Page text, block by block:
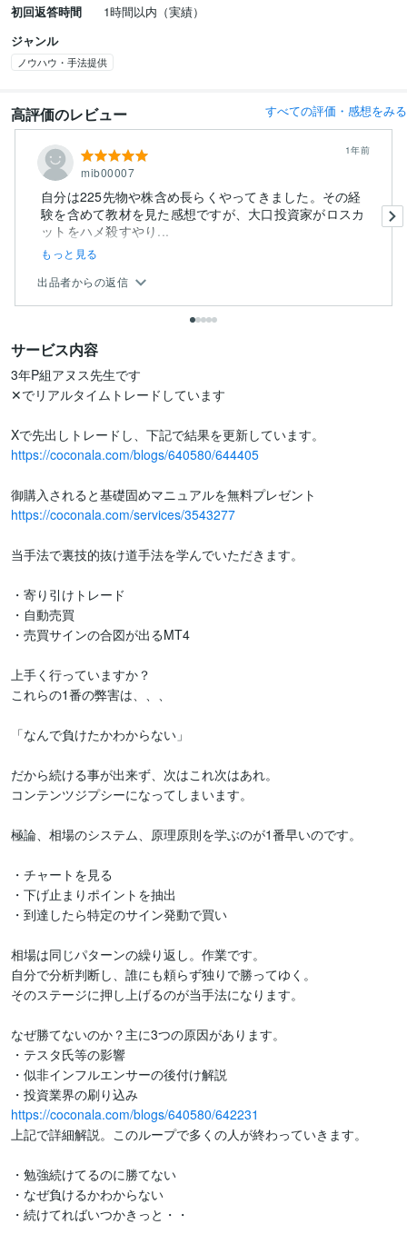
初回返答時間
1時間以内（実績）
ジャンル
ノウハウ・手法提供
高評価のレビュー すべての評価・感想をみる
mib00007
1年前
自分は225先物や株含め長らくやってきました。その経
験を含めて教材を見た感想ですが、大口投資家がロスカ
ットをハメ殺すやり...
もっと見る
出品者からの返信
サービス内容
3年P組アヌス先生です
✕でリアルタイムトレードしています
https://coconala.com/blogs/640580/644405
https://coconala.com/services/3543277
当手法で裏技的抜け道手法を学んでいただきます。
・寄り引けトレード
・自動売買
・売買サインの合図が出るMT4
上手く行っていますか？
これらの1番の弊害は、、、
「なんで負けたかわからない」
だから続ける事が出来ず、次はこれ次はあれ。
コンテンツジプシーになってしまいます。
極論、相場のシステム、原理原則を学ぶのが1番早いのです。
・チャートを見る
・下げ止まりポイントを抽出
・到達したら特定のサイン発動で買い
相場は同じパターンの繰り返し。作業です。
自分で分析判断し、誰にも頼らず独りで勝ってゆく。
そのステージに押し上げるのが当手法になります。
なぜ勝てないのか？主に3つの原因があります。
・テスタ氏等の影響
・似非インフルエンサーの後付け解説
https://coconala.com/blogs/640580/642231
上記で詳細解説。このループで多くの人が終わっていきます。
・勉強続けてるのに勝てない
・なぜ負けるかわからない
・続けてればいつかきっと・・